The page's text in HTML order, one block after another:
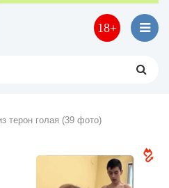
18+
терон голая (39 фото)